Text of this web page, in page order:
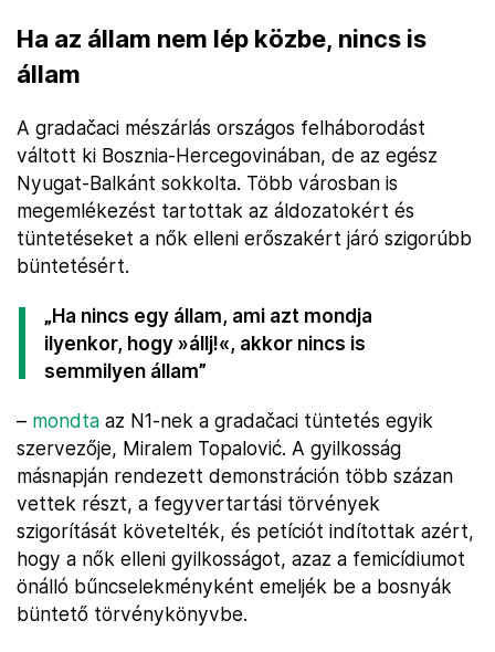
Ha az állam nem lép közbe, nincs is
állam
A gradačaci mészárlás országos felháborodást
váltott ki Bosznia-Hercegovinában, de az egész
Nyugat-Balkánt sokkolta. Több városban is
megemlékezést tartottak az áldozatokért és
tüntetéseket a nők elleni erőszakért járó szigorúbb
büntetésért.
„Ha nincs egy állam, ami azt mondja
ilyenkor, hogy »állj!«, akkor nincs is
semmilyen állam”
– mondta az N1-nek a gradačaci tüntetés egyik
szervezője, Miralem Topalović. A gyilkosság
másnapján rendezett demonstráción több százan
vettek részt, a fegyvertartási törvények
szigorítását követelték, és petíciót indítottak azért,
hogy a nők elleni gyilkosságot, azaz a femicídiumot
önálló bűncselekményként emeljék be a bosnyák
büntető törvénykönyvbe.